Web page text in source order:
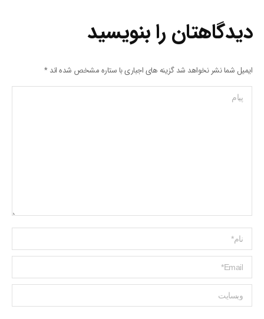
دیدگاهتان را بنویسید
ایمیل شما نشر نخواهد شد گزینه های اجباری با ستاره مشخص شده اند*
پیام
Name *
ایمیل *
وبسایت